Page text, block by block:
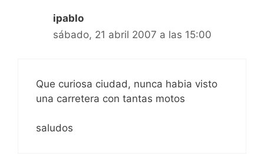
ipablo
sábado, 21 abril 2007 a las 15:00
Que curiosa ciudad, nunca habia visto
una carretera con tantas motos
saludos